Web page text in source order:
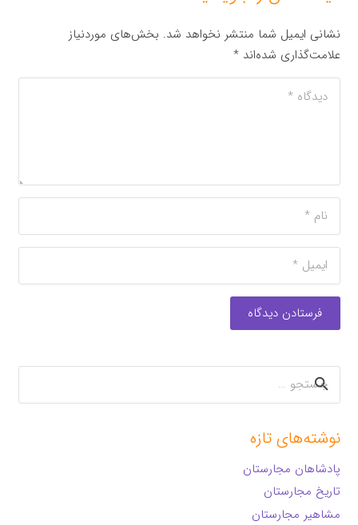
نشانی ایمیل شما منتشر نخواهد شد. بخش‌های موردنیاز
علامت‌گذاری شده‌اند*
فرستادن دیدگاه
جستجو
برای:
نوشته‌های تازه
پادشاهان مجارستان
تاریخ مجارستان
مشاهیر مجارستان